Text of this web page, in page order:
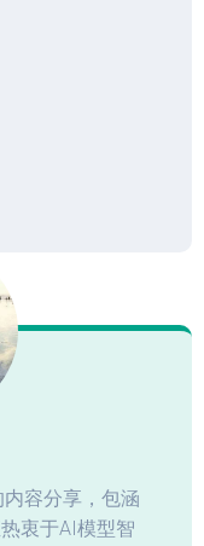
容分享，包涵
衷于AI模型智